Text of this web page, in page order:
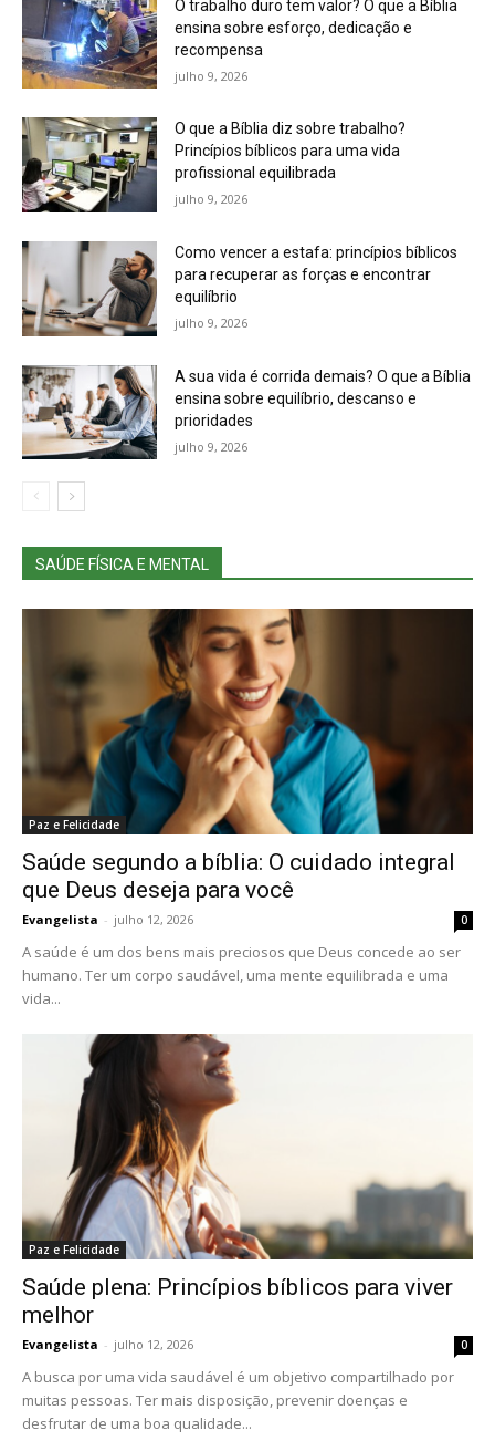
O trabalho duro tem valor? O que a Bíblia
ensina sobre esforço, dedicação e
recompensa
julho 9, 2026
O que a Bíblia diz sobre trabalho?
Princípios bíblicos para uma vida
profissional equilibrada
julho 9, 2026
Como vencer a estafa: princípios bíblicos
para recuperar as forças e encontrar
equilíbrio
julho 9, 2026
A sua vida é corrida demais? O que a Bíblia
ensina sobre equilíbrio, descanso e
prioridades
julho 9, 2026
SAÚDE FÍSICA E MENTAL
Paz e Felicidade
Saúde segundo a bíblia: O cuidado integral
que Deus deseja para você
Evangelista - julho 12, 2026 0
A saúde é um dos bens mais preciosos que Deus concede ao ser
humano. Ter um corpo saudável, uma mente equilibrada e uma
vida...
Paz e Felicidade
Saúde plena: Princípios bíblicos para viver
melhor
Evangelista - julho 12, 2026 0
A busca por uma vida saudável é um objetivo compartilhado por
muitas pessoas. Ter mais disposição, prevenir doenças e
desfrutar de uma boa qualidade...